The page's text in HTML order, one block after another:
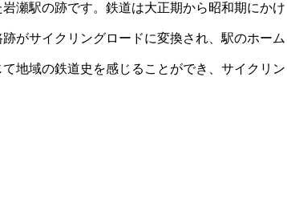
瀬駅の跡です。鉄道は大正期から昭和期にかけ
がサイクリングロードに変換され、駅のホーム
地域の鉄道史を感じることができ、サイクリン